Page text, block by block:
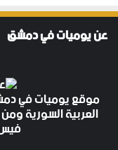
عن يوميات في دمشق
موقع يوميات في
العربية السوريةفيس بوك